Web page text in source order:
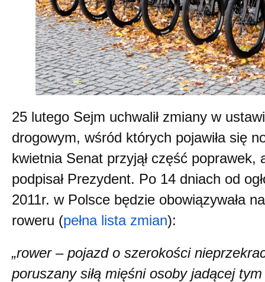
25 lutego Sejm uchwalił zmiany w
drogowym, wśród których pojawiła się
kwietnia Senat przyjął część poprawek,
podpisał Prezydent. Po 14 dniach od
2011r. w Polsce będzie obowiązywała
roweru (pełna lista zmian):
„rower – pojazd o szerokości
poruszany siłą mięśni osoby jadącej